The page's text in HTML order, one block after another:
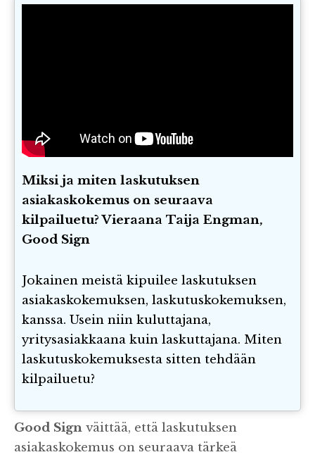
Miksi ja miten laskutuksen
asiakaskokemus on seuraava
kilpailuetu? Vieraana Taija Engman,
Good Sign
Jokainen meistä kipuilee laskutuksen
asiakaskokemuksen, laskutuskokemuksen,
kanssa. Usein niin kuluttajana,
yritysasiakkaana kuin laskuttajana. Miten
laskutuskokemuksesta sitten tehdään
kilpailuetu?
Good Sign väittää, että laskutuksen
asiakaskokemus on seuraava tärkeä